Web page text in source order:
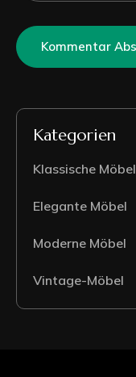
Kategorien
Klassische Möbel
Elegante Möbel
Moderne Möbel
Vintage-Möbel